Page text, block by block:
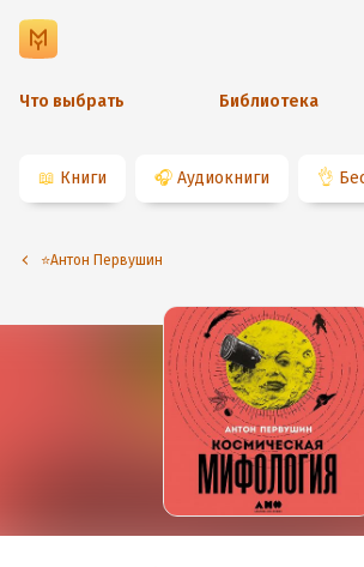
Что выбрать Библиотека
📖 Книги 🎧 Аудиокниги 👌
⭐️Антон Первушин